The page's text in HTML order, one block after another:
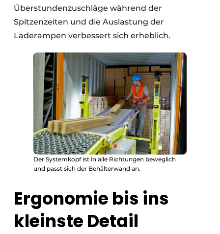
Überstundenzuschläge während der
Spitzenzeiten und die Auslastung der
Laderampen verbessert sich erheblich.
Der Systemkopf ist in alle Richtungen beweglich
und passt sich der Behälterwand an.
Ergonomie bis ins
kleinste Detail